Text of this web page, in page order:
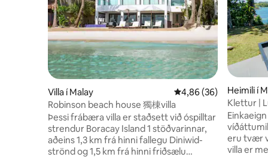
Villa í Malay 4,86 af 5 í
4,86 (36)
Robinson beach house 獨棟villa
Þessi frábæra villa er staðsett við óspilltar
strendur Boracay Island 1 stöðvarinnar,
aðeins 1,3 km frá hinni fallegu Diniwid-
strönd og 1,5 km frá hinni friðsælu
Heimili í
Klettur |
eru tvær
villa er